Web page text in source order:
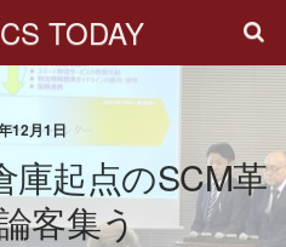
TODAY
12月1日
庫起点のSCM革
客集う